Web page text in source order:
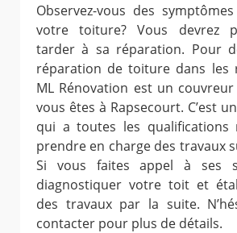
Observez-vous des
votre toiture? Vous devrez
tarder à sa réparation. Pour
réparation de toiture dans les
ML Rénovation est un
vous êtes à Rapsecourt. C’est
qui a toutes les qualifications
prendre en charge des travaux
Si vous faites appel à ses
diagnostiquer votre toit et
des travaux par la suite.
contacter pour plus de détails.